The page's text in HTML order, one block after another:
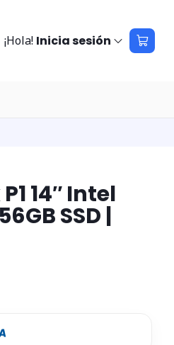
¡Hola! Inicia sesión
14″ Intel
SSD |